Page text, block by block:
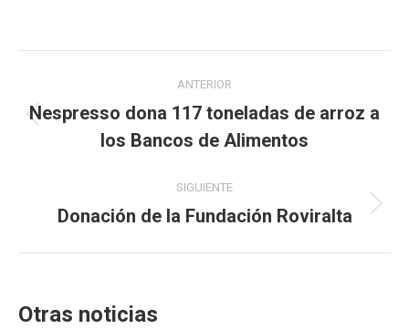
entre
publicaciones
ANTERIOR
Publicación
anterior:
Nespresso dona 117 toneladas de arroz a
los Bancos de Alimentos
SIGUIENTE
Publicación
Donación de la Fundación Roviralta
Otras noticias